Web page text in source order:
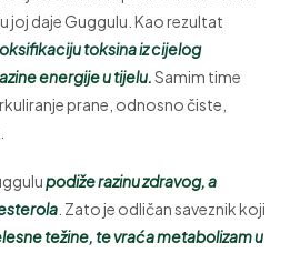
joj daje Guggulu. Kao rezultat
toksina iz cijelog
energije u tijelu.Samim time
prane, odnosno čiste,
podiže razinu zdravog, a
. Zato je odličan saveznik koji
težine, te vraća metabolizam u